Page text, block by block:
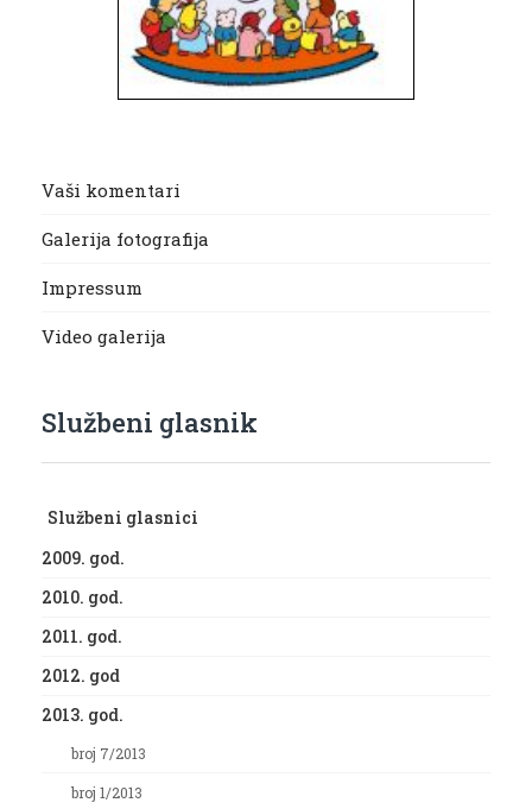
Vaši komentari
Galerija fotografija
Impressum
Video galerija
Službeni glasnik
Službeni glasnici
2009. god.
2010. god.
2011. god.
2012. god
2013. god.
broj 7/2013
broj 1/2013